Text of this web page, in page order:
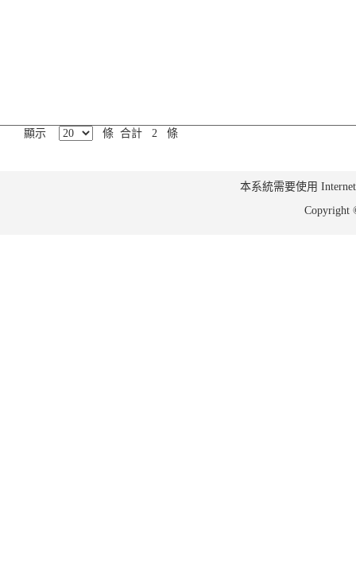
顯示 條 合計 2 條
本系統需要使用
Copyright